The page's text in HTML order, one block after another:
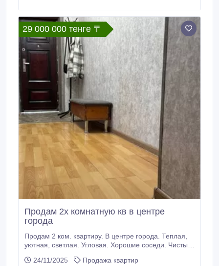
29 000 000 тенге 〒
Продам 2х комнатную кв в центре
города
Продам 2 ком. квартиру. В центре города. Теплая,
уютная, светлая. Угловая. Хорошие соседи. Чистый
Удобная локация: рядом все необходимое
24/11/2025
Продажа квартир